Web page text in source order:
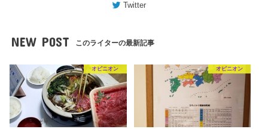
Twitter
NEW POST このライターの最新記事
オピニオン オピニオン